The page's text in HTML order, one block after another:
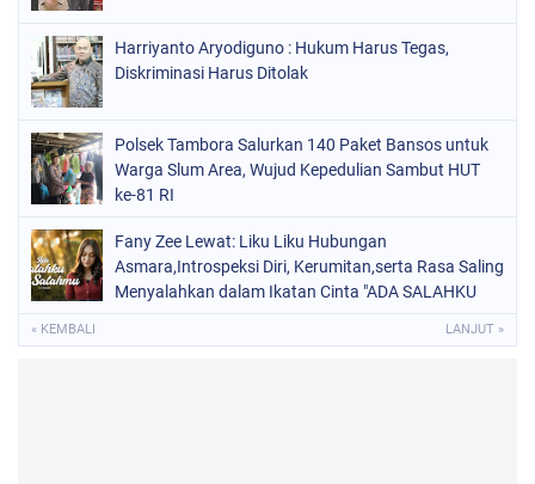
Harriyanto Aryodiguno : Hukum Harus Tegas,
Diskriminasi Harus Ditolak
Polsek Tambora Salurkan 140 Paket Bansos untuk
Warga Slum Area, Wujud Kepedulian Sambut HUT
ke-81 RI
Fany Zee Lewat: Liku Liku Hubungan
Asmara,Introspeksi Diri, Kerumitan,serta Rasa Saling
Menyalahkan dalam Ikatan Cinta "ADA SALAHKU
« KEMBALI LANJUT »